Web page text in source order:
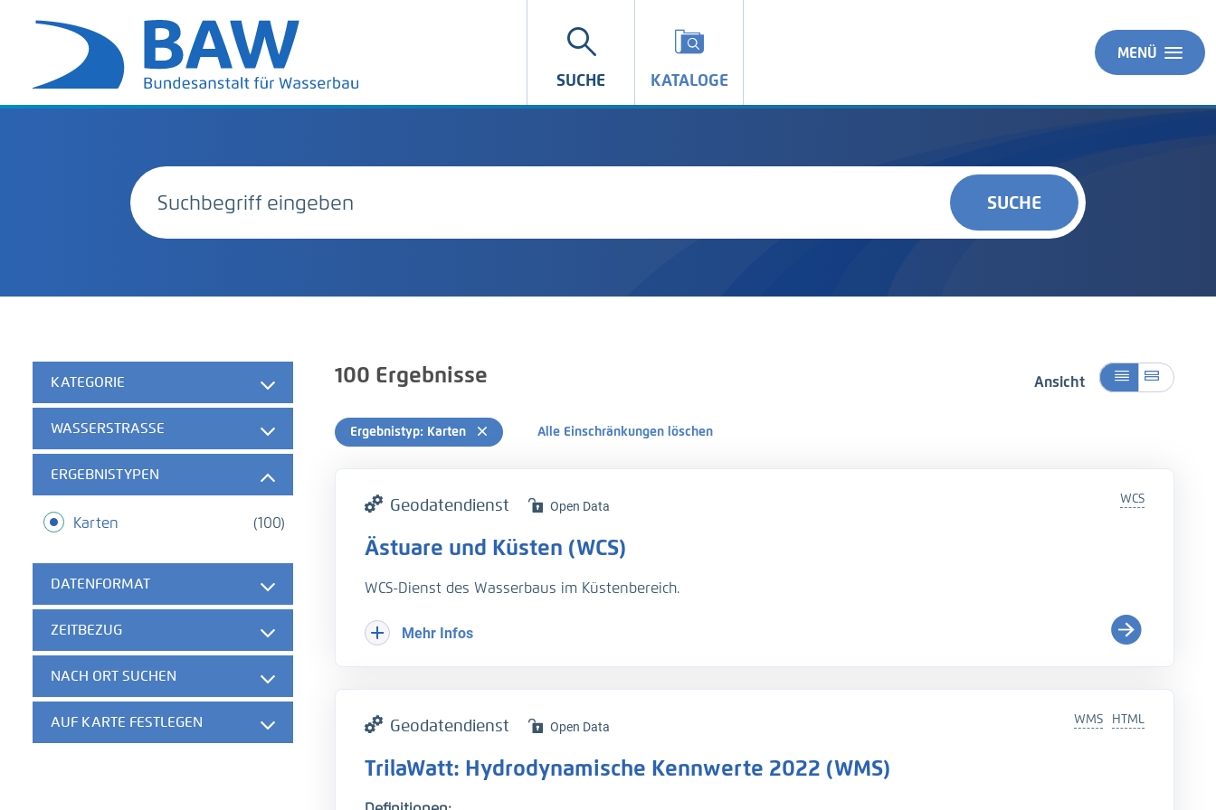
SUCHE KATALOGE
MENÜ
SUCHE
KATEGORIE
WASSERSTRASSE
ERGEBNISTYPEN
(100)
Karten
DATENFORMAT
ZEITBEZUG
NACH ORT SUCHEN
AUF KARTE FESTLEGEN
100 Ergebnisse Ansicht
Ergebnistyp: Karten Alle Einschränkungen löschen
WCS
Geodatendienst Open Data
Ästuare und Küsten (WCS)
WCS-Dienst des Wasserbaus im Küstenbereich.
Mehr Infos
HTML
WMS
Geodatendienst Open Data
TrilaWatt: Hydrodynamische Kennwerte 2022 (WMS)